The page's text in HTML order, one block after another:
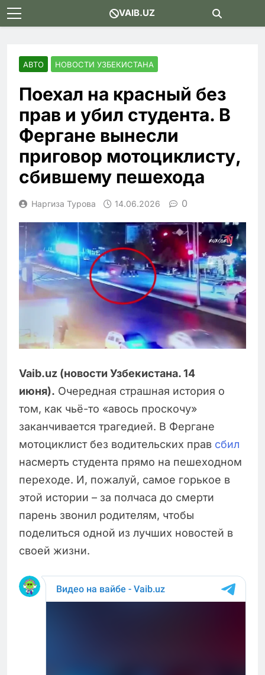
Skip
to
VAIB.UZ
АВТО НОВОСТИ УЗБЕКИСТАНА
Поехал на красный без
прав и убил студента. В
Фергане вынесли
приговор мотоциклисту,
сбившему пешехода
Наргиза Турова 14.06.2026 0
Vaib.uz (новости Узбекистана. 14
июня). Очередная страшная история о
том, как чьё-то «авось проскочу»
заканчивается трагедией. В Фергане
мотоциклист без водительских прав сбил
насмерть студента прямо на пешеходном
переходе. И, пожалуй, самое горькое в
этой истории – за полчаса до смерти
парень звонил родителям, чтобы
поделиться одной из лучших новостей в
своей жизни.